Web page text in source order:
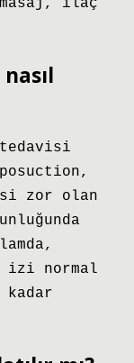
masaj, ilaç
zor olan
izi normal